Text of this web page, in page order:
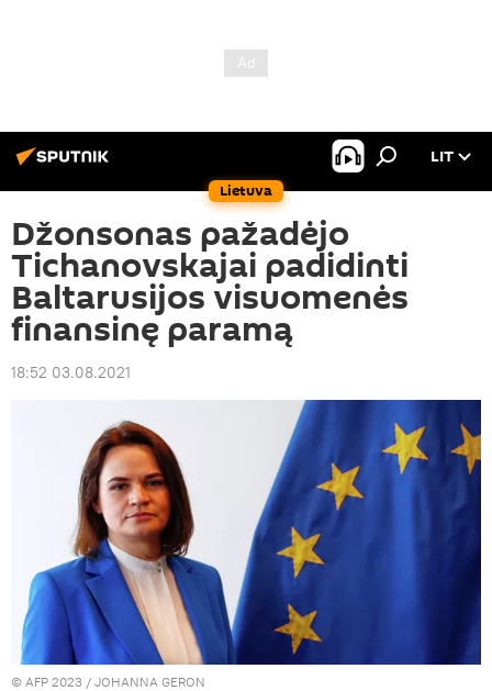
Lietuva
LIT
Džonsonas pažadėjo
Tichanovskajai padidinti
Baltarusijos visuomenės
finansinę paramą
18:52 03.08.2021
© AFP 2023 / JOHANNA GERON